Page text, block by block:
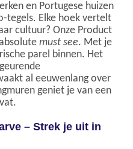
en Portugese huizen
tegels. Elke hoek vertelt
cultuur? Onze Product
must see. Met je
parel binnen. Het
al eeuwenlang over
geniet je van een
– Strek je uit in